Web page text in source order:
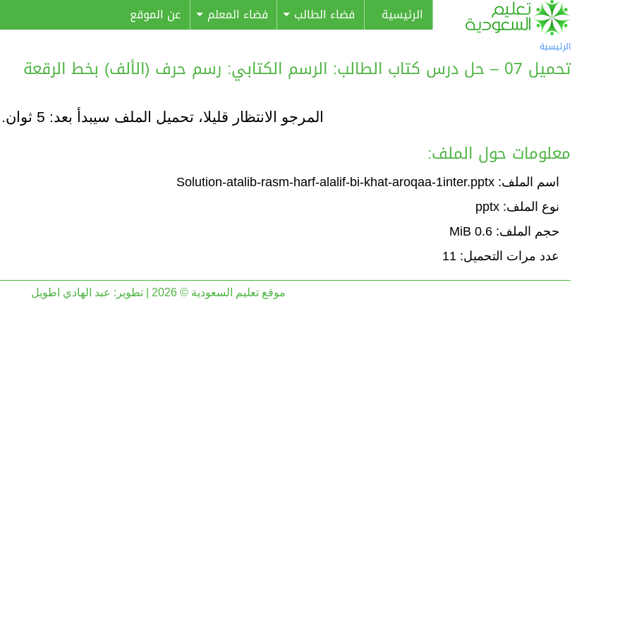
الرئيسية فضاء الطالب فضاء المعلم عن الموقع
الرئيسية
تحميل 07 – حل درس كتاب الطالب: الرسم الكتابي: رسم حرف (الألف) بخط الرقعة
المرجو الانتظار قليلا، تحميل الملف سيبدأ بعد: 5
معلومات حول الملف:
اسم الملف: Solution-atalib-rasm-harf-alalif-bi-khat-aroqaa-1inter.pptx
نوع الملف: pptx
حجم الملف: 0.6 MiB
عدد مرات التحميل: 11
موقع تعليم السعودية © 2026 | تطوير: عبد الهادي اطويل